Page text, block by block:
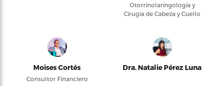
Otorrinolaringología y
Cirugía de Cabeza y Cuello
Moises Cortés
Consultor Financiero
Dra. Natalie Pérez Luna